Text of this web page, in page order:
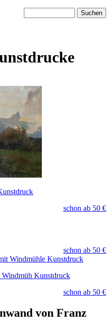
schon ab 50 €
schon ab 50 €
Kunstdruck
schon ab 50 €
von Franz